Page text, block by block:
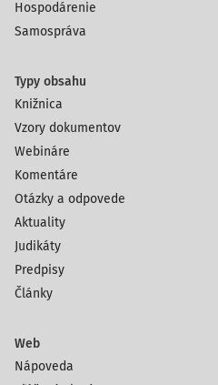
Hospodárenie
Samospráva
Typy obsahu
Knižnica
Vzory dokumentov
Webináre
Komentáre
Otázky a odpovede
Aktuality
Judikáty
Predpisy
Články
Web
Nápoveda